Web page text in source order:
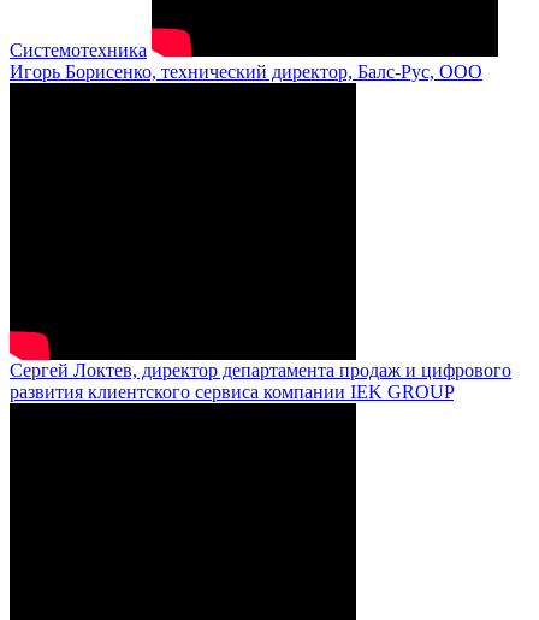
Системотехника
Игорь Борисенко, технический директор, Балс-Рус, ООО
Сергей Локтев, директор департамента продаж и цифрового
развития клиентского сервиса компании IEK GROUP